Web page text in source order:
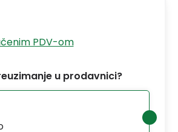
PDV-om
u prodavnici?